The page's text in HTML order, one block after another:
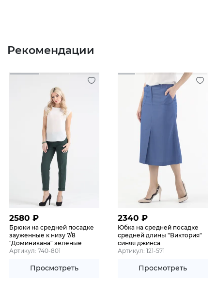
Рекомендации
2580 ₽
Брюки на средней посадке
зауженные к низу 7/8
"Доминикана" зеленые
Артикул: 740-801
Просмотреть
2340 ₽
Юбка на средней посадке
средней длины "Виктория"
синяя джинса
Артикул: 121-571
Просмотреть